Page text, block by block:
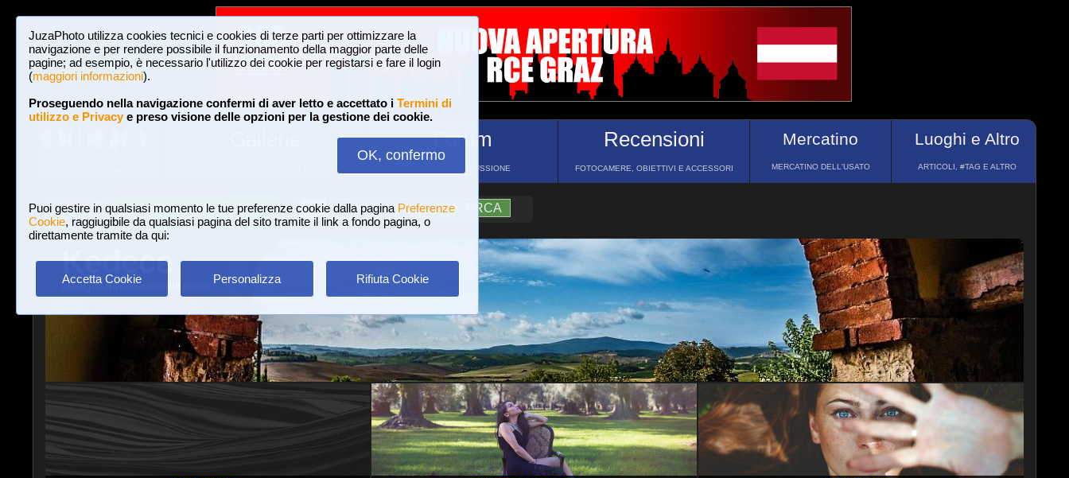
JuzaPhoto utilizza cookies tecnici e cookies di terze parti per ottimizzare la
navigazione e per rendere possibile il funzionamento della maggior parte delle
pagine; ad esempio, è necessario l'utilizzo dei cookie per registarsi e fare il login
(maggiori informazioni).
Proseguendo nella navigazione confermi di aver letto e accettato i Termini di
utilizzo e Privacye preso visione delle opzioni per la gestione dei cookie.
OK, confermo
Puoi gestire in qualsiasi momento le tue preferenze cookie dalla pagina Preferenze
Cookie, raggiugibile da qualsiasi pagina del sito tramite il link a fondo pagina, o
direttamente tramite da qui:
Accetta Cookie Personalizza Rifiuta Cookie
Forum
FORUM DI DISCUSSIONE
Recensioni
FOTOCAMERE, OBIETTIVI E ACCESSORI
Mercatino
MERCATINO DELL'USATO
Luoghi e Altro
ARTICOLI, #TAG E ALTRO
Login Iscriviti a JuzaPhoto! A A ?AIUTO RICERCA
Kedece
www.juzaphoto.com/p/Kedece